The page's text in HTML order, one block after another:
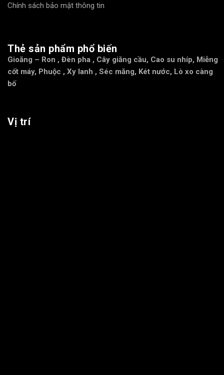
Chính sách bảo mật thông tin
Thẻ sản phẩm phổ biến
Gioăng – Ron , Đèn pha , Cây giằng cầu, Cao su nhíp, Miễng
cốt máy, Phuộc , Xy lanh , Séc măng, Két nước, Lò xo càng
bố
Vị trí